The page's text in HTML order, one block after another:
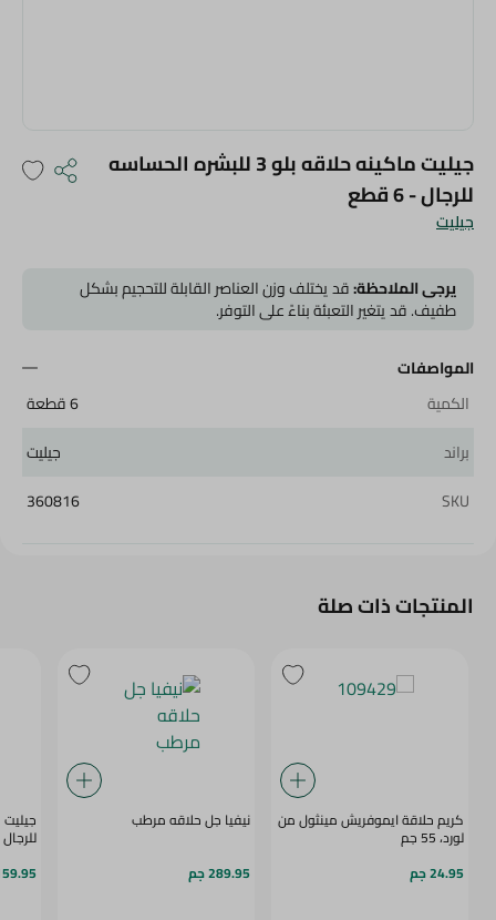
جيليت
جيليت ماكينه حلاقه بلو 3 للبشره الحساسه
للرجال - 6 قطع
يرجى الملاحظة:قد يختلف وزن العناصر القابلة للتحجيم بشكل
طفيف. قد يتغير التعبئة بناءً على التوفر.
المواصفات
الكمية
6 قطعة
براند
جيليت
SKU
360816
المنتجات ذات صلة
كريم حلاقة ايموفريش مينثول من
لورد، 55 جم
24.95 جم
نيفيا جل حلاقه مرطب
289.95 جم
للرجال , 3
159.95